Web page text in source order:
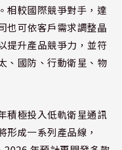
相較國際競爭對手，達
也可依客戶需求調整晶
提升產品競爭力，並符
、國防、行動衛星、物
積極投入低軌衛星通訊
形成一系列產品線，